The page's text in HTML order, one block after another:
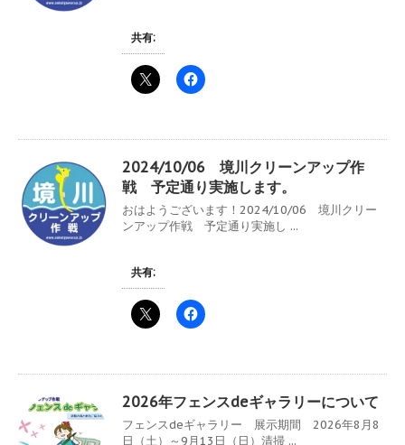
共有:
2024/10/06 境川クリーンアップ作
戦 予定通り実施します。
おはようございます！2024/10/06 境川クリー
ンアップ作戦 予定通り実施し ...
共有:
2026年フェンスdeギャラリーについて
フェンスdeギャラリー 展示期間 2026年8月8
日（土）～9月13日（日）清掃 ...